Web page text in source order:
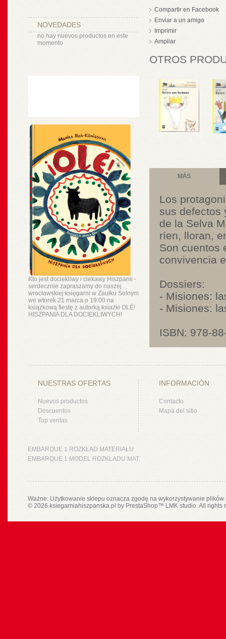
NOVEDADES
no hay nuevos productos en este
momento
Kto jest dociekliwy i ciekawy Hiszpanii -
serdecznie zapraszamy do naszej
wrocławskiej księgarni w Zaułku Solnym
we wtorek 21 marca o 19:00 na
książkową fiestę z autorką ksiażki OLÉ!
HISZPANIA DLA DOCIEKLIWYCH!
Compartir en Facebook
Enviar a un amigo
Imprimir
Ampliar
OTROS
MÁS
Los
sus defectos
de la Selva
ríen, lloran,
Son cuentos
convivencia
Dossiers:
- Misiones:
- Misiones:
ISBN: 978-
NUESTRAS OFERTAS
Nuevos productos
Descuentos
Top ventas
INFORMACIÓN
Contacto
Mapa del sitio
EMBARQUE 1 ROZKŁAD MATERIAŁU
EMBARQUE 1 MODEL ROZKŁADU MAT.
Ważne: Użytkowanie sklepu oznacza zgodę na wykorzystywanie
© 2026 ksiegarniahiszpanska.pl by PrestaShop™ LMK studio. All rights